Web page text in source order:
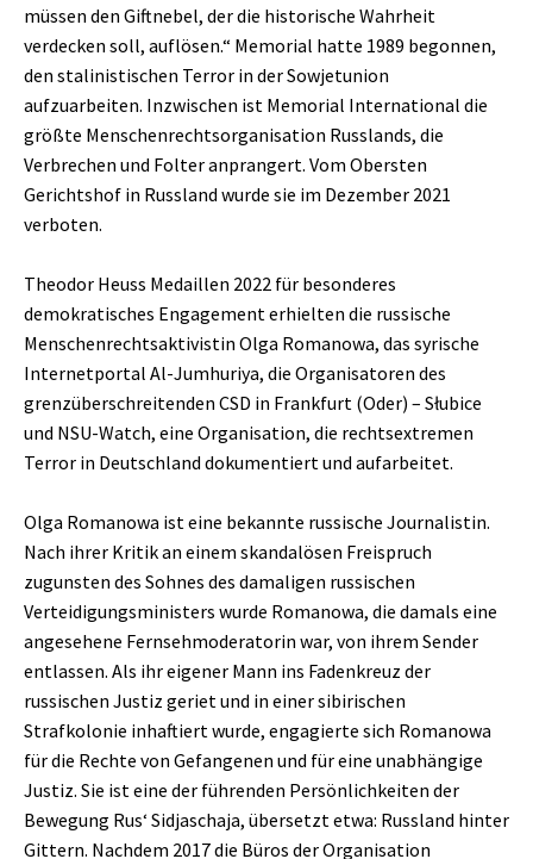
müssen den Giftnebel, der die historische Wahrheit
verdecken soll, auflösen.“ Memorial hatte 1989 begonnen,
den stalinistischen Terror in der Sowjetunion
aufzuarbeiten. Inzwischen ist Memorial International die
größte Menschenrechtsorganisation Russlands, die
Verbrechen und Folter anprangert. Vom Obersten
Gerichtshof in Russland wurde sie im Dezember 2021
verboten.
Theodor Heuss Medaillen 2022 für besonderes
demokratisches Engagement erhielten die russische
Menschenrechtsaktivistin Olga Romanowa, das syrische
Internetportal Al-Jumhuriya, die Organisatoren des
grenzüberschreitenden CSD in Frankfurt (Oder) – Słubice
und NSU-Watch, eine Organisation, die rechtsextremen
Terror in Deutschland dokumentiert und aufarbeitet.
Olga Romanowa ist eine bekannte russische Journalistin.
Nach ihrer Kritik an einem skandalösen Freispruch
zugunsten des Sohnes des damaligen russischen
Verteidigungsministers wurde Romanowa, die damals eine
angesehene Fernsehmoderatorin war, von ihrem Sender
entlassen. Als ihr eigener Mann ins Fadenkreuz der
russischen Justiz geriet und in einer sibirischen
Strafkolonie inhaftiert wurde, engagierte sich Romanowa
für die Rechte von Gefangenen und für eine unabhängige
Justiz. Sie ist eine der führenden Persönlichkeiten der
Bewegung Rus‘ Sidjaschaja, übersetzt etwa: Russland hinter
Gittern. Nachdem 2017 die Büros der Organisation